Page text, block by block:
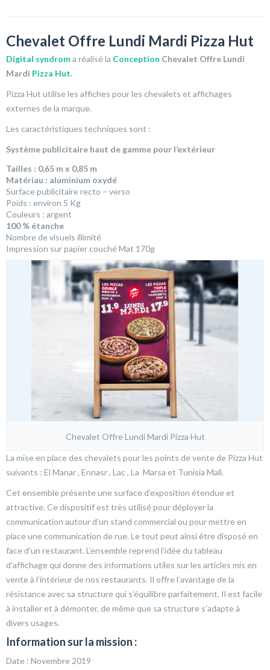
Chevalet Offre Lundi Mardi Pizza Hut
Digital syndroma réalisé la Conception Chevalet Offre Lundi
Mardi Pizza Hut.
Pizza Hut utilise les affiches pour les chevalets et affichages
externes de la marque.
Les caractéristiques techniques sont :
Système publicitaire haut de gamme pour l’extérieur
Tailles : 0,65 m x 0,85 m
Matériau : aluminium oxydé
Surface publicitaire recto – verso
Poids : environ 5 Kg
Couleurs : argent
100 % étanche
Nombre de visuels illimité
Impression sur papier couché Mat 170g
Chevalet Offre Lundi Mardi Pizza Hut
La mise en place des chevalets pour les points de vente de Pizza Hut
suivants : El Manar , Ennasr , Lac , La Marsa et Tunisia Mall.
Cet ensemble présente une surface d’exposition étendue et
attractive. Ce dispositif est très utilisé pour déployer la
communication autour d’un stand commercial ou pour mettre en
place une communication de rue. Le tout peut ainsi être disposé en
face d’un restaurant. L’ensemble reprend l’idée du tableau
d’affichage qui donne des informations utiles sur les articles mis en
vente à l’intérieur de nos restaurants. Il offre l’avantage de la
résistance avec sa structure qui s’équilibre parfaitement. Il est facile
à installer et à démonter, de même que sa structure s’adapte à
divers usages.
Information sur la mission :
Date : Novembre 2019